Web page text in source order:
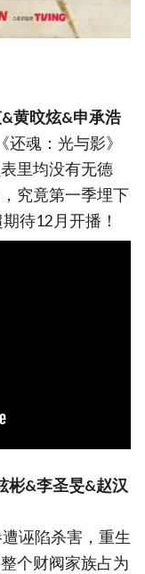
黄旼炫&申承浩
魂：光与影》
里均没有无德
究竟第一季埋下
待12月开播！
彬&李圣旻&赵汉
诬陷杀害，重生
个财阀家族占为